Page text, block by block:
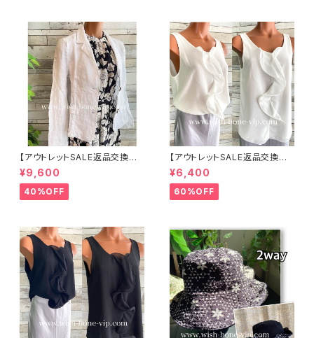
【アウトレットSALE返品交換不
可8/20まで】イタリア製サマー
ジャケット｜Made in ITALY｜
リネン麻 飾りエリ ジャケット/ホ
ワイト
¥9,600
40%OFF
【アウトレットSALE返品交換不
可8/20まで】イタリア製 CASA
DEILUCA ITALY｜前フリル＆B
IGフリルトップス /ホワイト
¥6,400
60%OFF